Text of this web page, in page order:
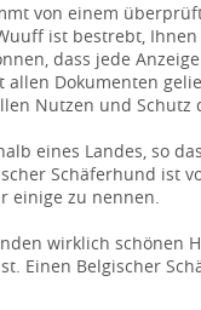
von einem
ist bestrebt,
dass jede
Dokumenten
Nutzen und Schutz
eines Landes, so
Schäferhund ist
einige zu nennen.
wirklich schönen
Einen Belgischer